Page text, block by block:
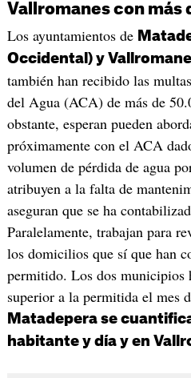
Vallromanes con más
Los ayuntamientos de
Occidental) y
también han recibido las
del Agua (ACA) de más de
obstante, esperan pueden
próximamente con el ACA
volumen de pérdida de agua
atribuyen a la falta de
aseguran que se ha
Paralelamente, trabajan para
los domicilios que sí que han
permitido. Los dos municipios
superior a la permitida el mes
Matadepera se
habitante y día y en